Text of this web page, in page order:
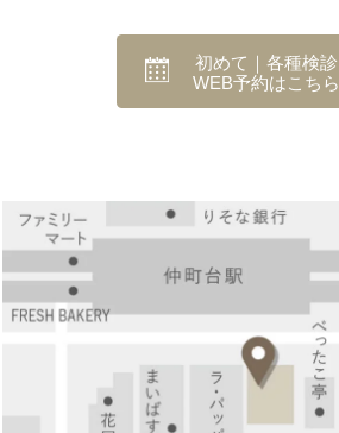
初めて｜各種検診
WEB予約はこちら